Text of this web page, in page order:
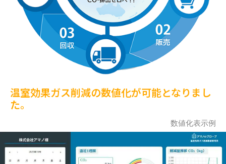
温室効果ガス削減の数値化が可能となりまし
た。
数値化表示例